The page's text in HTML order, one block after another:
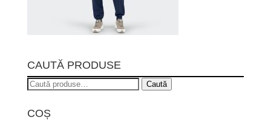
CAUTĂ PRODUSE
Caută
Caută
COȘ